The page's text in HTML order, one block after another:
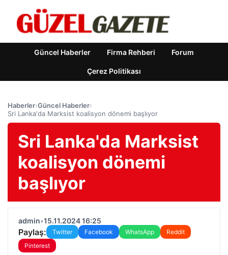
Güncel Haberler Firma Rehberi Forum
Çerez Politikası
Haberler›Güncel Haberler›
Sri Lanka'da Marksist koalisyon dönemi başlıyor
Sri Lanka'da Marksist
koalisyon dönemi
başlıyor
admin•15.11.2024 16:25
Paylaş: Twitter Facebook WhatsApp
Reddit
Pinterest